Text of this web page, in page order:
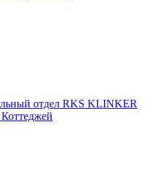
отдел RKS KLINKER